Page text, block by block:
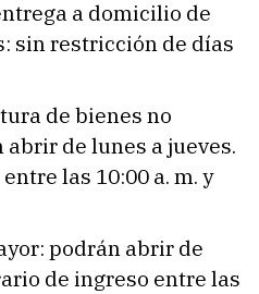
a domicilio de
sin restricción de días
de bienes no
de lunes a jueves.
las 10:00 a. m. y
podrán abrir de
de ingreso entre las